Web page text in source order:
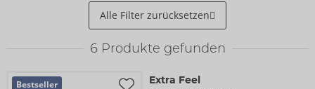
Alle Filter zurücksetzen
6Produkte gefunden
Bestseller Extra Feel